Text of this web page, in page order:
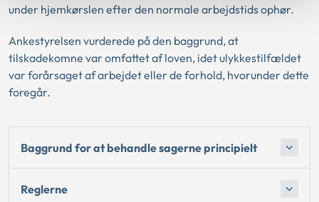
under hjemkørslen efter den normale arbejdstids ophør.
Ankestyrelsen vurderede på den baggrund, at
tilskadekomne var omfattet af loven, idet ulykkestilfældet
var forårsaget af arbejdet eller de forhold, hvorunder dette
foregår.
Baggrund for at behandle sagerne principielt
Reglerne